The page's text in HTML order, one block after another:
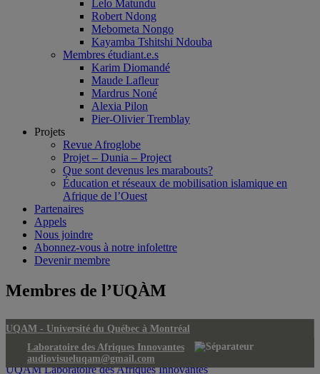
Lelo Matundu
Robert Ndong
Mebometa Nongo
Kayamba Tshitshi Ndouba
Membres étudiant.e.s
Karim Diomandé
Maude Lafleur
Mardrus Noné
Alexia Pilon
Pier-Olivier Tremblay
Projets
Revue Afroglobe
Projet – Dunia – Project
Que sont devenus les marabouts?
Éducation et réseaux de mobilisation islamique en
Afrique de l’Ouest
Partenaires
Appels
Nous joindre
Abonnez-vous à notre infolettre
Devenir membre
Membres de l’UQÀM
UQAM - Université du Québec à Montréal
Laboratoire des Afriques Innovantes
audiovisueluqam@gmail.com
UQAM Laboratoire des Afriques Innovantes